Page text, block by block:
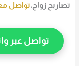
تصاريحزواج،تواصل
تواصل عبر